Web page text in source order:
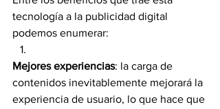
tecnología a la publicidad digital
podemos enumerar:
Mejores experiencias: la carga de
contenidos inevitablemente mejorará la
experiencia de usuario, lo que hace que